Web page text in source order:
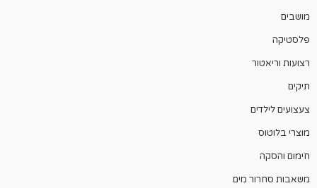
מושבים
פלסטיקה
רצועות וריאטור
תיקים
צעצועים לילדים
מוצרי בלוטוס
חימום והסקה
משאבות סחרור מים